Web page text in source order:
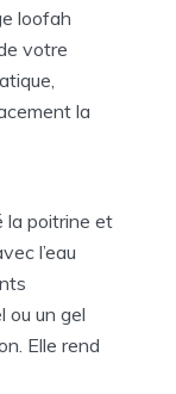
loofah
votre
la
la poitrine et
l’eau
ou un gel
Elle rend